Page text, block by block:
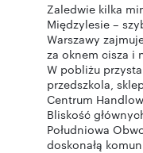
Zaledwie kilka
Międzylesie –
Warszawy
za oknem cisza i
W pobliżu
przedszkola,
Centrum
Bliskość
Południowa
doskonałą